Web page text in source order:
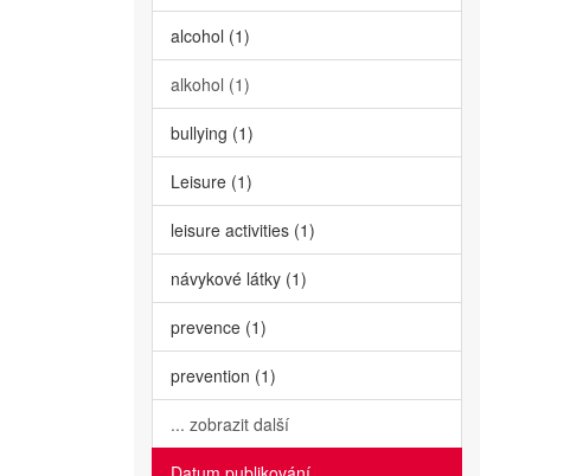
alcohol (1)
alkohol (1)
bullying (1)
Leisure (1)
leisure activities (1)
návykové látky (1)
prevence (1)
prevention (1)
... zobrazit další